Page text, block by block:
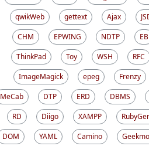
qwikWeb
gettext Ajax
CHM
EPWING NDTP EB
ThinkPad
Toy WSH RFC
ImageMagick
epeg Frenzy
MeCab
DTP ERD DBMS
RD
Diigo XAMPP
DOM
YAML Camino